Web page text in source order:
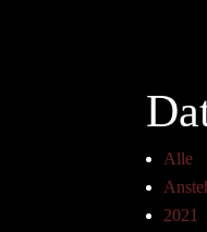
Alle
2021